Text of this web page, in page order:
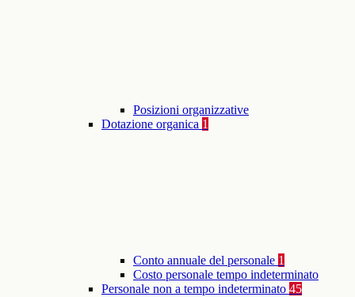
Posizioni organizzative
Dotazione organica 1
Conto annuale del personale 1
Costo personale tempo indeterminato
Personale non a tempo indeterminato 45